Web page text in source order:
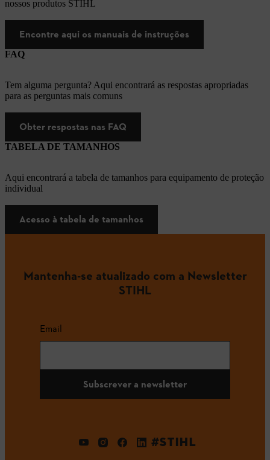
nossos produtos STIHL
Encontre aqui os manuais de instruções
FAQ
Tem alguma pergunta? Aqui encontrará as respostas apropriadas
para as perguntas mais comuns
Obter respostas nas FAQ
TABELA DE TAMANHOS
Aqui encontrará a tabela de tamanhos para equipamento de proteção
individual
Acesso à tabela de tamanhos
Mantenha-se atualizado com a Newsletter
STIHL
Email
Subscrever a newsletter
#STIHL